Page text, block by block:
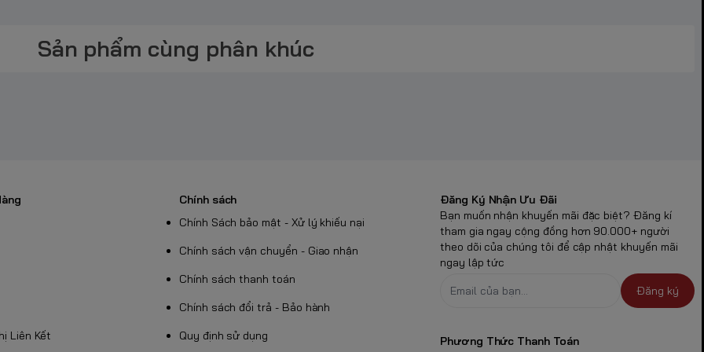
dụng)
xả thấp, chống rò rỉ tốt
và an toàn
Cho Thiết Bị
Sản phẩm cùng phân khúc
Liên Kết
Chính sách
Chính Sách bảo mật - Xử lý khiếu nại
Chính sách vận chuyển - Giao nhận
Chính sách thanh toán
Chính sách đổi trả - Bảo hành
Quy định sử dụng
Đăng Ký Nhận Ưu Đãi
Bạn muốn nhận khuyến mãi đặc biệt? Đăng kí
tham gia ngay cộng đồng hơn 90.000+ người
theo dõi của chúng tôi để cập nhật khuyến mãi
ngay lập tức
Đăng ký
Phương Thức Thanh Toán